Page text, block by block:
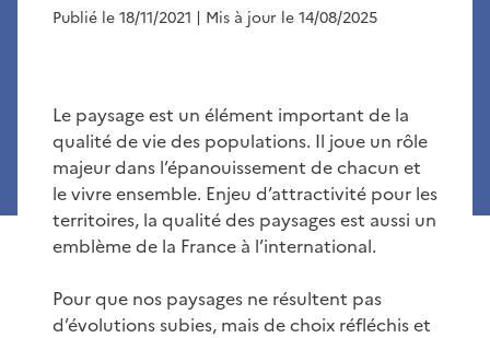
Publié le 18/11/2021 | Mis à jour le 14/08/2025
Le paysage est un élément important de la
qualité de vie des populations. Il joue un rôle
majeur dans l’épanouissement de chacun et
le vivre ensemble. Enjeu d’attractivité pour les
territoires, la qualité des paysages est aussi un
emblème de la France à l’international.
Pour que nos paysages ne résultent pas
d’évolutions subies, mais de choix réfléchis et